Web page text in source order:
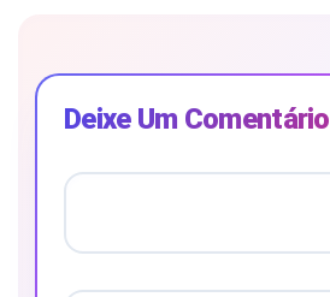
Deixe Um Comentário